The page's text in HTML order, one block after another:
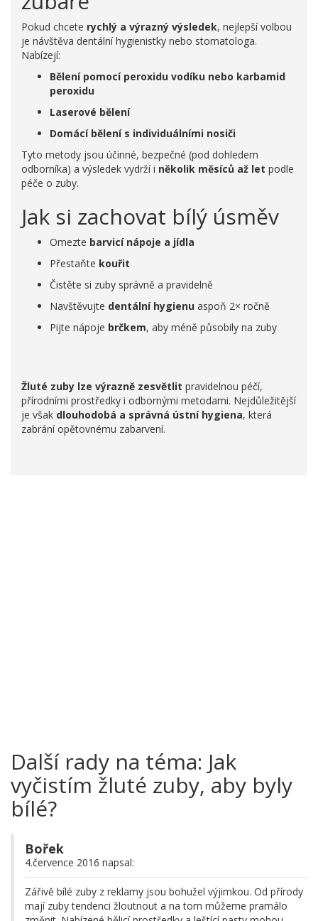
Pokud chcete rychlý a výrazný výsledek, nejlepší volbou
je návštěva dentální hygienistky nebo stomatologa.
Nabízejí:
Bělení pomocí peroxidu vodíku nebo karbamid
peroxidu
Laserové bělení
Domácí bělení s individuálními nosiči
Tyto metody jsou účinné, bezpečné (pod dohledem
odborníka) a výsledek vydrží i několik měsíců až let podle
péče o zuby.
Jak si zachovat bílý úsměv
Omezte barvicí nápoje a jídla
Přestaňte kouřit
Čistěte si zuby správně a pravidelně
Navštěvujte dentální hygienu aspoň 2× ročně
Pijte nápoje brčkem, aby méně působily na zuby
Žluté zuby lze výrazně zesvětlit pravidelnou péčí,
přírodními prostředky i odbornými metodami. Nejdůležitější
je však dlouhodobá a správná ústní hygiena, která
zabrání opětovnému zabarvení.
Další rady na téma: Jak
vyčistím žluté zuby, aby byly
bílé?
Bořek
4.července 2016 napsal:
Zářivě bílé zuby z reklamy jsou bohužel výjimkou. Od přírody
mají zuby tendenci žloutnout a na tom můžeme pramálo